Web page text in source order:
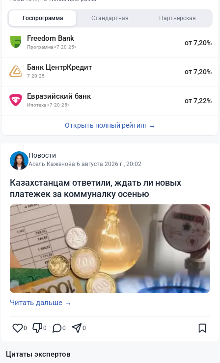
Госпрограмма Стандартная Партнёрская
Freedom Bank
Программа «7-20-25»
от 7,20%
Банк ЦентрКредит
7-20-25
от 7,20%
Евразийский банк
Ипотека «7-20-25»
от 7,22%
Открыть полный рейтинг →
Новости
Асель Каженова·6 августа 2026 г., 20:02
Казахстанцам ответили, ждать ли новых
платежек за коммуналку осенью
Читать дальше →
0 0 0 0
Цитаты экспертов